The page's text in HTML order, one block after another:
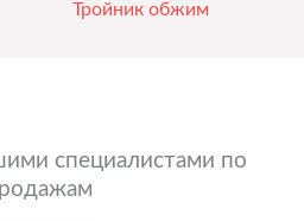
Тройник обжим
специалистами по